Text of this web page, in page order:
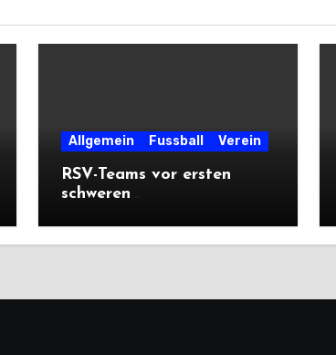
Allgemein Fussball Verein
RSV-Teams vor ersten
schweren
Saison